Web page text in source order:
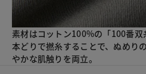
素材はコットン100%の「100番
本どりで撚糸することで、ぬめり
やかな肌触りを両立。